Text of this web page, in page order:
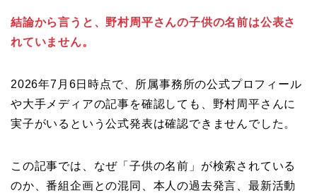
結論から言うと、野村周平さんの子供の名前は公表さ
れていません。
2026年7月6日時点で、所属事務所の公式プロフィール
や大手メディアの記事を確認しても、野村周平さんに
実子がいるという公式発表は確認できませんでした。
この記事では、なぜ「子供の名前」が検索されている
のか、番組企画との混同、本人の過去発言、最新活動